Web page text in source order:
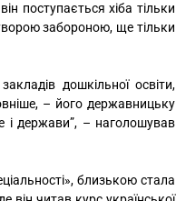
поступається хіба тільки
забороною, ще тільки
дошкільної освіти,
– його державницьку
і держави”, – наголошував
близькою стала